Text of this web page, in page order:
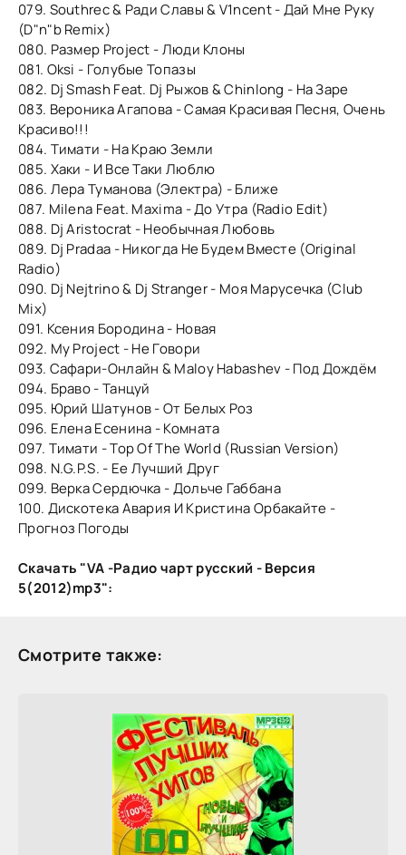
079. Southrec & Ради Славы & V1ncent - Дай Мне Руку
(D"n"b Remix)
080. Размер Project - Люди Клоны
081. Oksi - Голубые Топазы
082. Dj Smash Feat. Dj Рыжов & Chinlong - На Заре
083. Вероника Агапова - Самая Красивая Песня, Очень
Красиво!!!
084. Тимати - На Краю Земли
085. Хаки - И Все Таки Люблю
086. Лера Туманова (Электра) - Ближе
087. Milena Feat. Maxima - До Утра (Radio Edit)
088. Dj Aristocrat - Необычная Любовь
089. Dj Pradaa - Никогда Не Будем Вместе (Original
Radio)
090. Dj Nejtrino & Dj Stranger - Моя Марусечка (Club
Mix)
091. Ксения Бородина - Новая
092. My Project - Не Говори
093. Сафари-Онлайн & Maloy Habashev - Под Дождём
094. Браво - Танцуй
095. Юрий Шатунов - От Белых Роз
096. Елена Есенина - Комната
097. Тимати - Top Of The World (Russian Version)
098. N.G.P.S. - Ее Лучший Друг
099. Верка Сердючка - Дольче Габбана
100. Дискотека Авария И Кристина Орбакайте -
Прогноз Погоды
Скачать "VA -Радио чарт русский - Версия
5(2012)mp3":
Смотрите также: